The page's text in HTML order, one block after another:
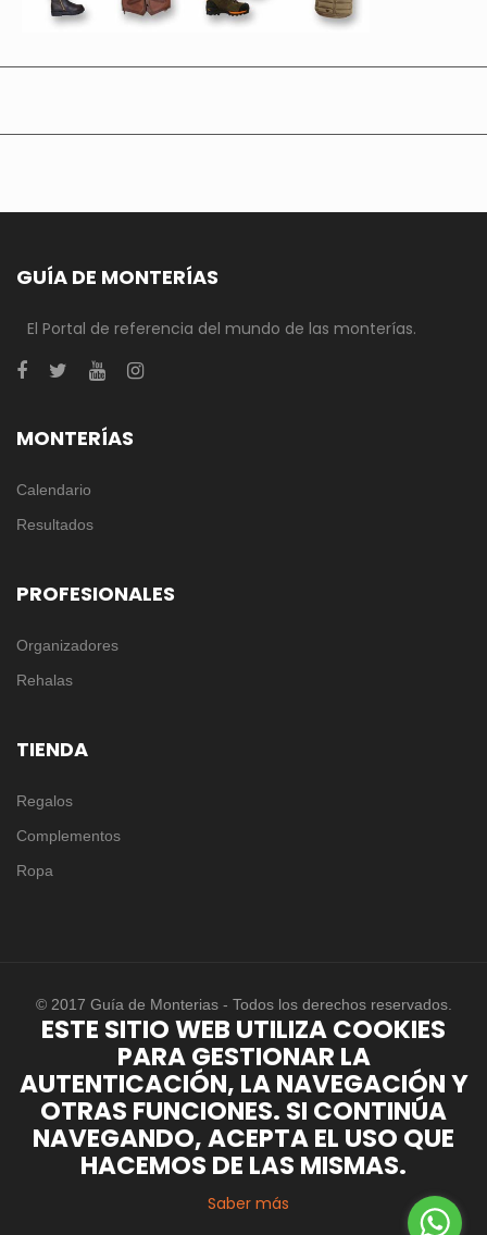
GUÍA DE MONTERÍAS
El Portal de referencia del mundo de las monterías.
MONTERÍAS
Calendario
Resultados
PROFESIONALES
Organizadores
Rehalas
TIENDA
Regalos
Complementos
Ropa
© 2017 Guía de Monterias - Todos los derechos reservados.
ESTE SITIO WEB UTILIZA COOKIES
PARA GESTIONAR LA
AUTENTICACIÓN, LA NAVEGACIÓN Y
OTRAS FUNCIONES. SI CONTINÚA
NAVEGANDO, ACEPTA EL USO QUE
HACEMOS DE LAS MISMAS.
Saber más